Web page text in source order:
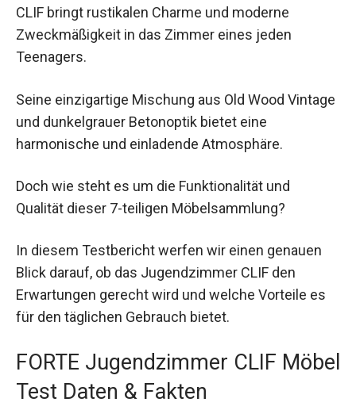
CLIF bringt rustikalen Charme und moderne
Zweckmäßigkeit in das Zimmer eines jeden
Teenagers.
Seine einzigartige Mischung aus Old Wood Vintage
und dunkelgrauer Betonoptik bietet eine
harmonische und einladende Atmosphäre.
Doch wie steht es um die Funktionalität und
Qualität dieser 7-teiligen Möbelsammlung?
In diesem Testbericht werfen wir einen genauen
Blick darauf, ob das Jugendzimmer CLIF den
Erwartungen gerecht wird und welche Vorteile es
für den täglichen Gebrauch bietet.
FORTE Jugendzimmer CLIF Möbel
Test Daten & Fakten